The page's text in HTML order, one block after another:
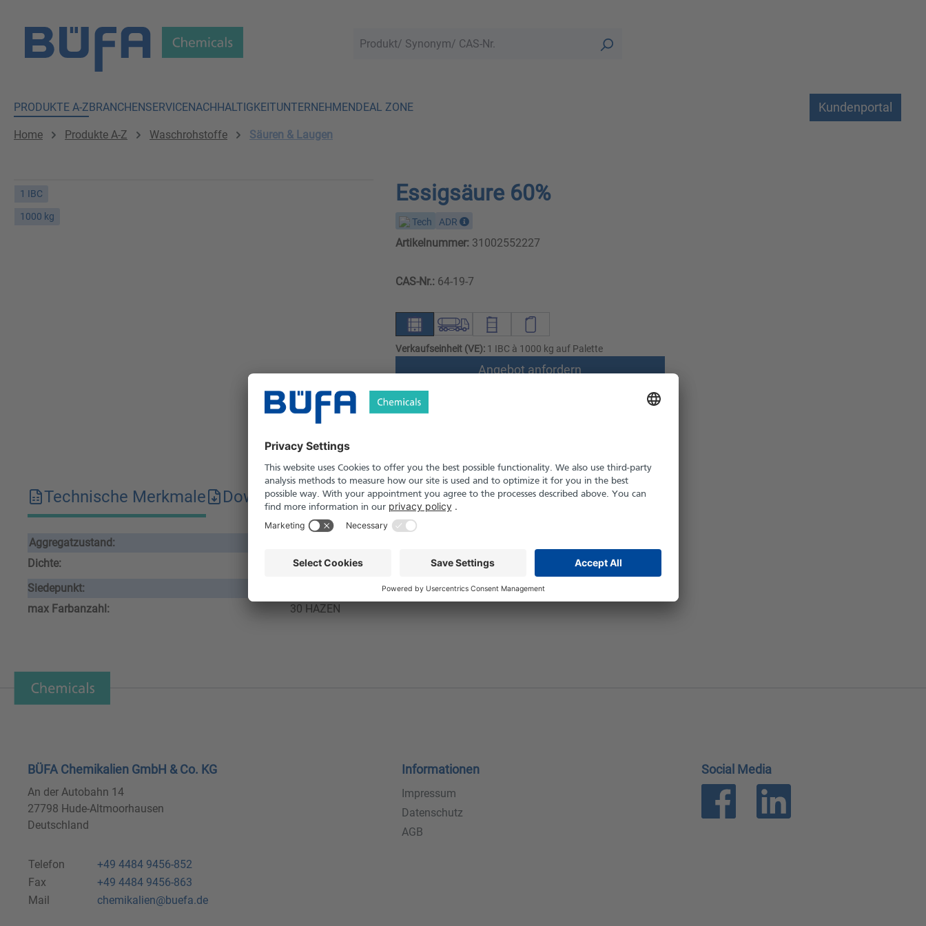
PRODUKTE A-ZBRANCHENSERVICENACHHALTIGKEITUNTERNEHMENDEAL ZONE Kundenportal
Home Produkte A-Z Waschrohstoffe Säuren & Laugen
1 IBC
1000 kg
Essigsäure 60%
Tech ADR
Artikelnummer:31002552227
CAS-Nr.:64-19-7
Verkaufseinheit (VE):1 IBC à 1000 kg auf Palette
Angebot anfordern
Versand nach Österreich und die Schweiz möglich
Technische Merkmale Downloads Sicherheitshinweise
Aggregatzustand:
Dichte:
1.073
Siedepunkt:
max Farbanzahl:
30 HAZEN
BÜFA Chemikalien GmbH & Co. KG
An der Autobahn 14
27798 Hude-Altmoorhausen
Deutschland
Telefon
+49 4484 9456-852
Fax
+49 4484 9456-863
Mail
chemikalien@buefa.de
Informationen
Impressum
Datenschutz
AGB
Social Media